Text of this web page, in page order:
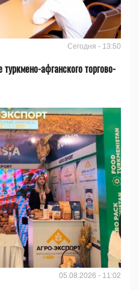
Сегодня - 13:50
афганского торгово-
05.08.2026 - 11:02